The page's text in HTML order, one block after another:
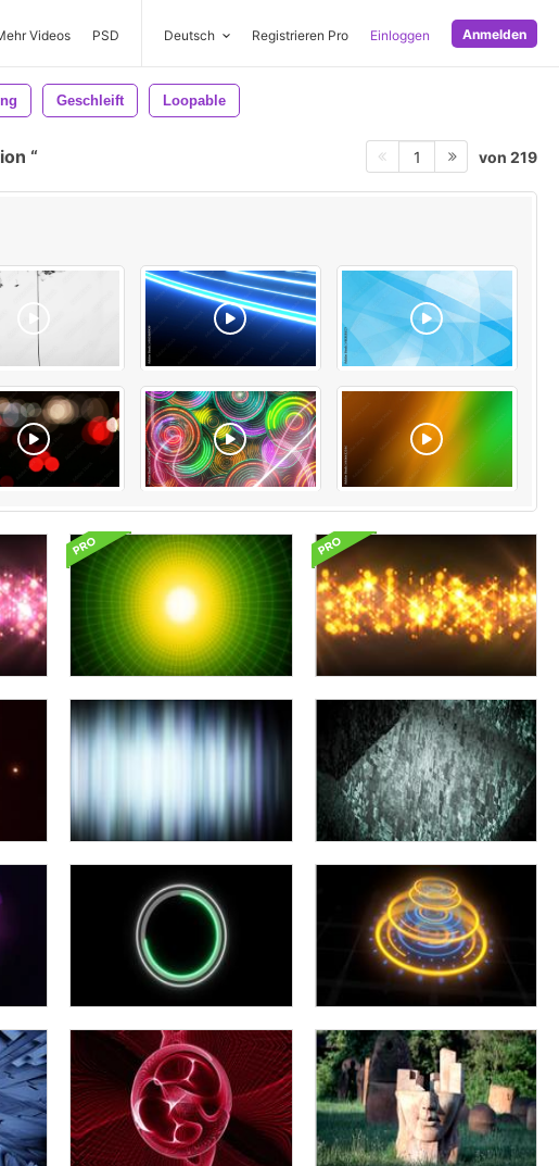
Videos PSD Deutsch Registrieren Pro Einloggen Anmelden
Geschleift Loopable
1 von 219